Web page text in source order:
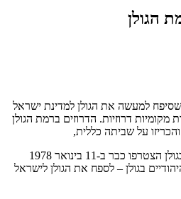
הגולן
שסיפח למעשה את הגולן למדינת ישראל
מקומיות דרוזיות. הדרוזים ברמת הגולן
על שביתה כללית,
אם כי 5 ראשי יישובים דרוזים בגולן הצטרפו כבר ב-11 בינואר 1978
בגולן – לספח את הגולן לישראל